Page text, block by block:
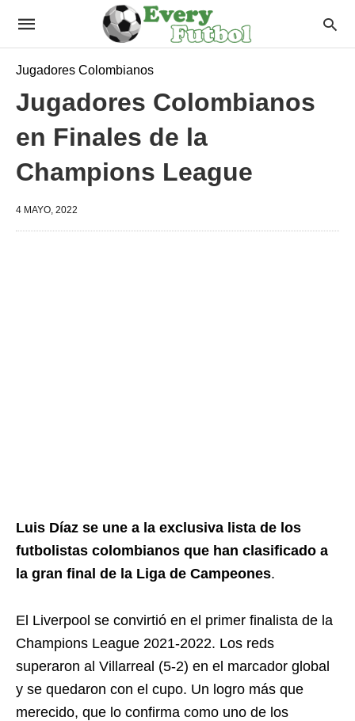
Jugadores Colombianos
Jugadores Colombianos
en Finales de la
Champions League
4 MAYO, 2022
Luis Díaz se une a la exclusiva lista de los
futbolistas colombianos que han clasificado a
la gran final de la Liga de Campeones.
El Liverpool se convirtió en el primer finalista de la
Champions League 2021-2022. Los reds
superaron al Villarreal (5-2) en el marcador global
y se quedaron con el cupo. Un logro más que
merecido, que lo confirma como uno de los